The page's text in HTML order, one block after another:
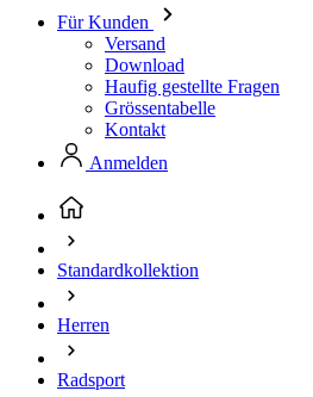
Für Kunden
Versand
Download
Haufig gestellte Fragen
Grössentabelle
Kontakt
Anmelden
Standardkollektion
Herren
Radsport